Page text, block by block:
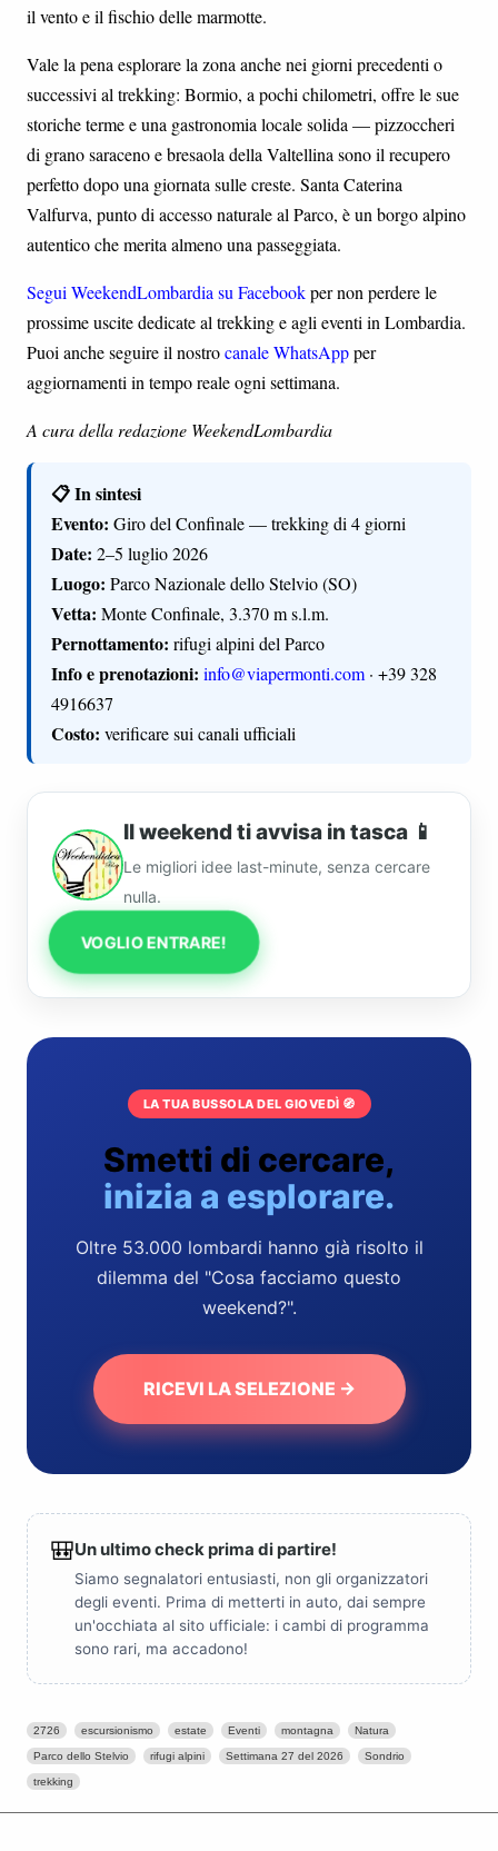
il vento e il fischio delle marmotte.
Vale la pena esplorare la zona anche nei giorni precedenti o
successivi al trekking: Bormio, a pochi chilometri, offre le sue
storiche terme e una gastronomia locale solida — pizzoccheri
di grano saraceno e bresaola della Valtellina sono il recupero
perfetto dopo una giornata sulle creste. Santa Caterina
Valfurva, punto di accesso naturale al Parco, è un borgo alpino
autentico che merita almeno una passeggiata.
Segui WeekendLombardia su Facebookper non perdere le
prossime uscite dedicate al trekking e agli eventi in Lombardia.
Puoi anche seguire il nostrocanale WhatsAppper
aggiornamenti in tempo reale ogni settimana.
A cura della redazione WeekendLombardia
📋 In sintesi
Evento: Giro del Confinale — trekking di 4 giorni
Date: 2–5 luglio 2026
Luogo: Parco Nazionale dello Stelvio (SO)
Vetta: Monte Confinale, 3.370 m s.l.m.
Pernottamento: rifugi alpini del Parco
Info e prenotazioni: info@viapermonti.com· +39 328
4916637
Costo: verificare sui canali ufficiali
Il weekend ti avvisa in tasca 📱
Le migliori idee last-minute, senza cercare
nulla.
VOGLIO ENTRARE!
LA TUA BUSSOLA DEL GIOVEDÌ 🧭
Smetti di cercare,
inizia a esplorare.
Oltre 53.000 lombardi hanno già risolto il
dilemma del "Cosa facciamo questo
weekend?".
RICEVI LA SELEZIONE →
🎒Un ultimo check prima di partire!
Siamo segnalatori entusiasti, non gli organizzatori
degli eventi. Prima di metterti in auto, dai sempre
un'occhiata al sito ufficiale: i cambi di programma
sono rari, ma accadono!
2726 escursionismo estate Eventi montagna Natura
Parco dello Stelvio rifugi alpini Settimana 27 del 2026 Sondrio
trekking